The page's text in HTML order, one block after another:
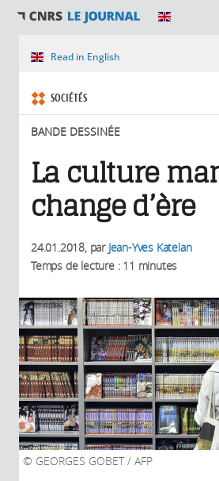
SECTIONS
Vous êtes ici
Read in English
SOCIÉTÉS
BANDE DESSINÉE
La culture
change d’ère
24.01.2018, par Jean-Yves Katelan
Temps de lecture : 11 minutes
GEORGES GOBET / AFP